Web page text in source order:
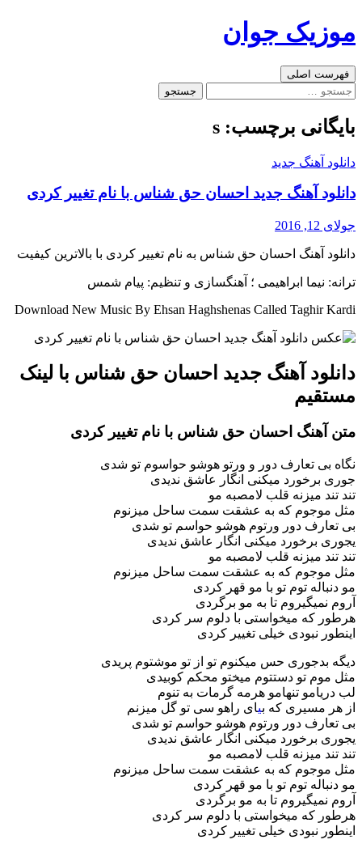
به
موزیک جوان
جست‌وجو
فهرست اصلی
جستجو
بایگانی برچسب: s
دانلود آهنگ جدید
دانلود آهنگ جدید احسان حق شناس با نام تغییر کردی
جولای 12, 2016
دانلود آهنگ احسان حق شناس به نام تغییر کردی با بالاترین کیفیت
ترانه: نیما ابراهیمی ؛ آهنگسازی و تنظیم: پیام شمس
Download New Music By Ehsan Haghshenas Called Taghir Kardi
دانلود آهنگ جدید احسان حق شناس با لینک
مستقیم
متن آهنگ احسان حق شناس با نام تغییر کردی
نگاه بی تعارف دور و ورتو هوشو حواسوم تو شدی
جوری برخورد میکنی انگار عاشق ندیدی
تند تند میزنه قلب لامصبه مو
مثل موجوم که به عشقت سمت ساحل میزنوم
بی تعارف دور ورتوم هوشو حواسم تو شدی
یجوری برخورد میکنی انگار عاشق ندیدی
تند تند میزنه قلب لامصبه مو
مثل موجوم که به عشقت سمت ساحل میزنوم
مو دنباله توم تو با مو قهر کردی
آروم نمیگیروم تا به مو برگردی
هرطور که میخواستی با دلوم سر کردی
اینطور نبودی خیلی تغییر کردی
دیگه بدجوری حس میکنوم تو از تو موشتوم پریدی
مثل موم تو دستتوم میختو محکم کوبیدی
لب دریامو تنهامو هرمه گرمات به تنوم
از هر مسیری که بیای راهو سی تو گل میزنم
بی تعارف دور ورتوم هوشو حواسم تو شدی
یجوری برخورد میکنی انگار عاشق ندیدی
تند تند میزنه قلب لامصبه مو
مثل موجوم که به عشقت سمت ساحل میزنوم
مو دنباله توم تو با مو قهر کردی
آروم نمیگیروم تا به مو برگردی
هرطور که میخواستی با دلوم سر کردی
اینطور نبودی خیلی تغییر کردی